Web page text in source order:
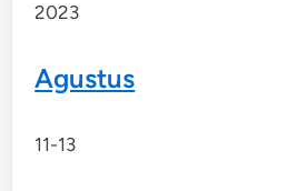
2023
Agustus
11-13